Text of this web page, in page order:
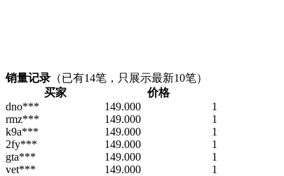
销量记录 （已有14笔，只展示最新10笔）
买家
价格
dno***
149.000 1
rmz***
149.000 1
k9a***
149.000 1
2fy***
149.000 1
gta***
149.000 1
vet***
149.000 1